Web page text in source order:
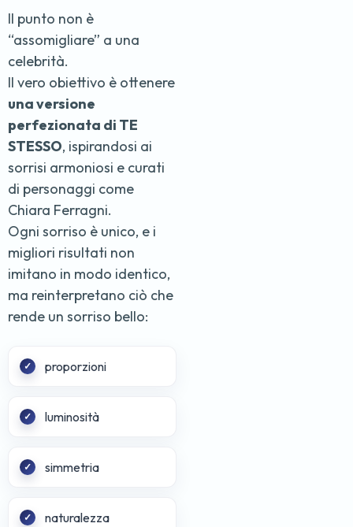
Il punto non è
“assomigliare” a una
celebrità.
Il vero obiettivo è ottenere
una versione
perfezionata di TE
STESSO, ispirandosi ai
sorrisi armoniosi e curati
di personaggi come
Chiara Ferragni.
Ogni sorriso è unico, e i
migliori risultati non
imitano in modo identico,
ma reinterpretano ciò che
rende un sorriso bello:
proporzioni
luminosità
simmetria
naturalezza